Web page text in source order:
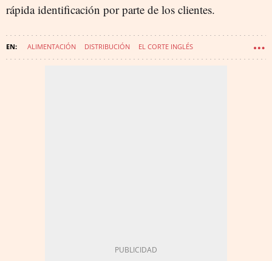
rápida identificación por parte de los clientes.
ALIMENTACIÓN DISTRIBUCIÓN EL CORTE INGLÉS